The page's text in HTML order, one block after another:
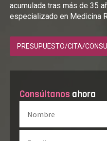
acumulada tras más de 35
especializado en Medicina
PRESUPUESTO/CITA/
Consúltanos ahora